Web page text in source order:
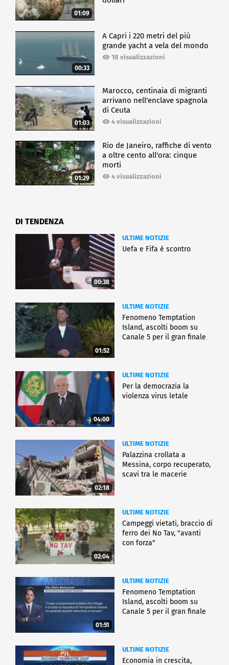
01:09
00:33
A Capri i 220 metri del più
grande yacht a vela del mondo
18 visualizzazioni
01:03
Marocco, centinaia di migranti
arrivano nell'enclave spagnola
di Ceuta
4 visualizzazioni
01:29
Rio de Janeiro, raffiche di vento
a oltre cento all'ora: cinque
morti
4 visualizzazioni
DI TENDENZA
00:38
ULTIME NOTIZIE
Uefa e Fifa è scontro
01:52
ULTIME NOTIZIE
Fenomeno Temptation
Island, ascolti boom su
Canale 5 per il gran finale
04:00
ULTIME NOTIZIE
Per la democrazia la
violenza virus letale
02:18
ULTIME NOTIZIE
Palazzina crollata a
Messina, corpo recuperato,
scavi tra le macerie
02:04
ULTIME NOTIZIE
Campeggi vietati, braccio di
ferro dei No Tav, "avanti
con forza"
01:51
ULTIME NOTIZIE
Fenomeno Temptation
Island, ascolti boom su
Canale 5 per il gran finale
ULTIME NOTIZIE
Economia in crescita,